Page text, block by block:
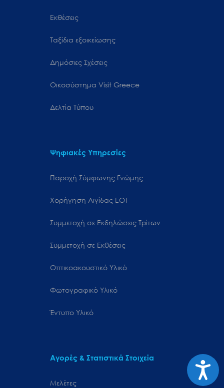
Εκθέσεις
Ταξίδια εξοικείωσης
Δημόσιες Σχέσεις
Oικοσύστημα Visit Greece
Δελτία Τύπου
Ψηφιακές Υπηρεσίες
Παροχή Σύμφωνης Γνώμης
Χορήγηση Αιγίδας ΕΟΤ
Συμμετοχή σε Εκδηλώσεις Τρίτων
Συμμετοχή σε Εκθέσεις
Οπτικοακουστικό Υλικό
Φωτογραφικό Υλικό
Έντυπο Υλικό
Αγορές & Στατιστικά Στοιχεία
Μελέτες